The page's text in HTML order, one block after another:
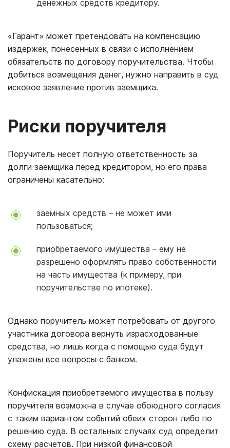
денежных средств кредитору.
«Гарант» может претендовать на компенсацию
издержек, понесенных в связи с исполнением
обязательств по договору поручительства. Чтобы
добиться возмещения денег, нужно направить в суд
исковое заявление против заемщика.
Риски поручителя
Поручитель несет полную ответственность за
долги заемщика перед кредитором, но его права
ограничены касательно:
заемных средств – не может ими
пользоваться;
приобретаемого имущества – ему не
разрешено оформлять право собственности
на часть имущества (к примеру, при
поручительстве по ипотеке).
Однако поручитель может потребовать от другого
участника договора вернуть израсходованные
средства, но лишь когда с помощью суда будут
улажены все вопросы с банком.
Конфискация приобретаемого имущества в пользу
поручителя возможна в случае обоюдного согласия
с таким вариантом событий обеих сторон либо по
решению суда. В остальных случаях суд определит
схему расчетов. При низкой финансовой